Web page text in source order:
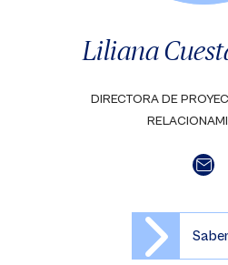
Liliana
DIRECTORA DE